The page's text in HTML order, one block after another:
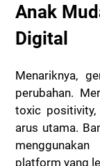
Anak
Digital
Menariknya,
perubahan.
toxic
arus utama.
platform yang